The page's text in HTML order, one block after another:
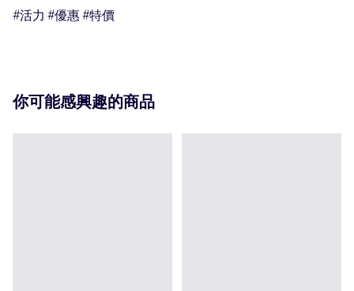
#活力 #優惠 #特價
你可能感興趣的商品